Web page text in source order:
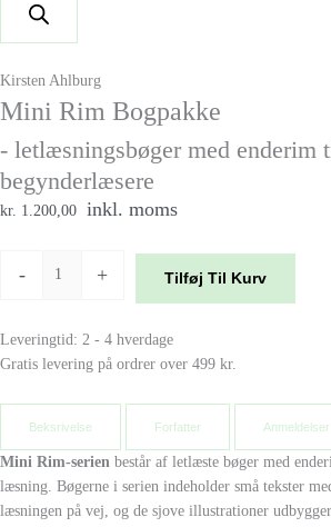
Kirsten Ahlburg
Mini Rim Bogpakke
- letlæsningsbøger med enderim
begynderlæsere
kr. 1.200,00 inkl. moms
- + Tilføj Til Kurv
Leveringtid: 2 - 4 hverdage
Gratis levering på ordrer over 499 kr.
Beksrivelse Forfatter Anmeldelser
Mini Rim-serien består af letlæste bøger med
læsning. Bøgerne i serien indeholder små tekster
læsningen på vej, og de sjove illustrationer